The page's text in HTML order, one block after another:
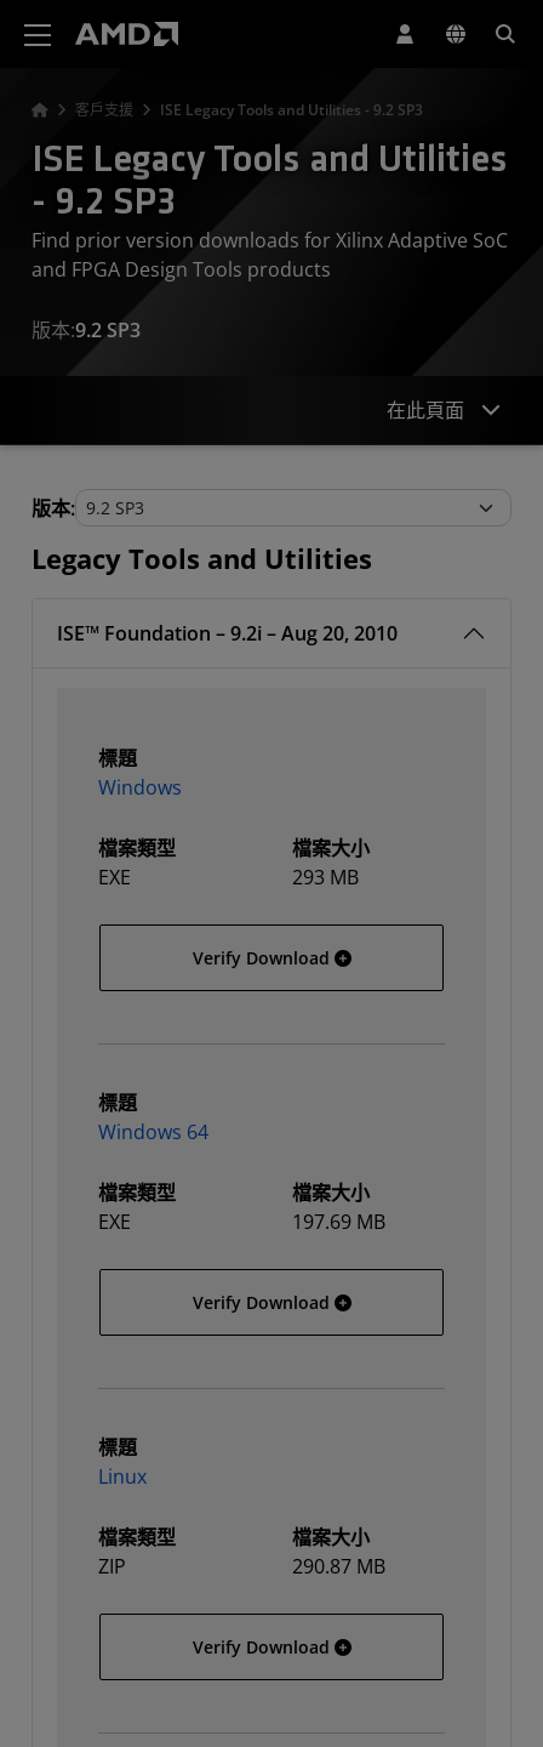
客戶支援 ISE Legacy Tools and Utilities - 9.2 SP3
ISE Legacy Tools and Utilities
- 9.2 SP3
Find prior version downloads for Xilinx Adaptive SoC
and FPGA Design Tools products
版本:9.2 SP3
在此頁面
Legacy Tools and Utilities
版本:
Legacy Tools and Utilities
ISE™ Foundation – 9.2i – Aug 20, 2010
標題
Windows
檔案類型
EXE
檔案大小
293 MB
Verify Download Windows
標題
Windows 64
檔案類型
EXE
檔案大小
197.69 MB
Verify Download Windows 64
標題
Linux
檔案類型
ZIP
檔案大小
290.87 MB
Verify Download Linux